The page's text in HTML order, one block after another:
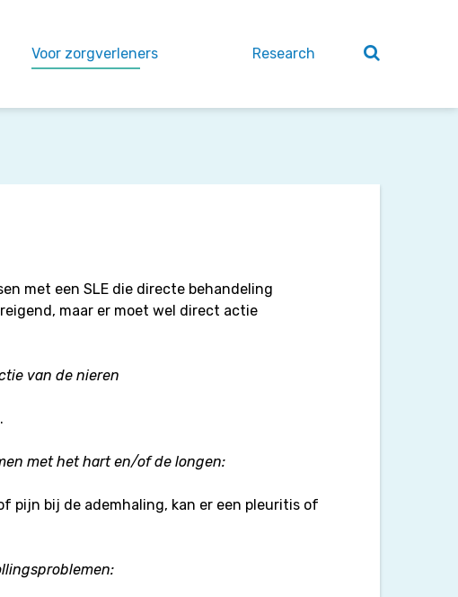
Voor zorgverleners Research
met een SLE die directe behandeling
maar er moet wel direct actie
van de nieren
met het hart en/of de longen:
pijn bij de ademhaling, kan er een pleuritis of